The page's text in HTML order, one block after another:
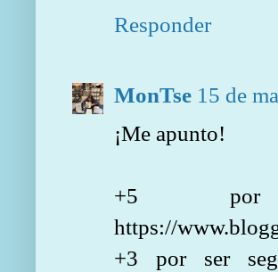
Responder
MonTse 15 de
¡Me apunto!
+5 por
https://
+3 por ser